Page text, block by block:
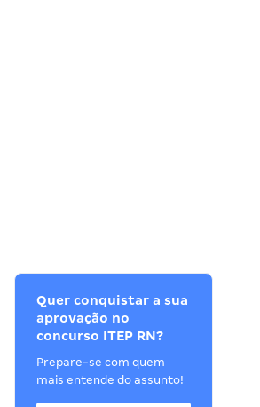
Quer conquistar a sua
aprovação no
concurso ITEP RN?
Prepare-se com quem
mais entende do assunto!